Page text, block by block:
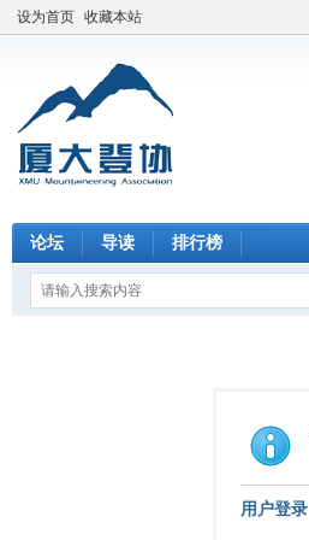
设为首页 收藏本站
论坛 导读 排行榜
用户登录